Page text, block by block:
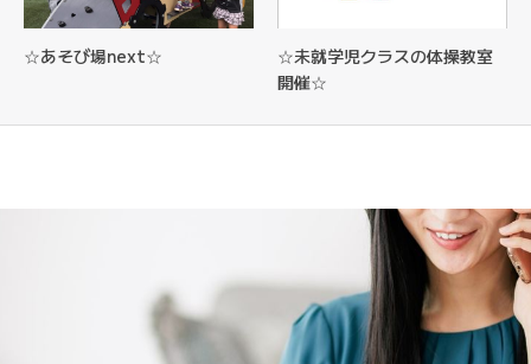
☆あそび場next☆
☆未就学児クラスの体操教室
開催☆